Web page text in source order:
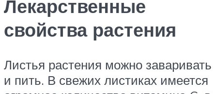
Лекарственные
свойства растения
Листья растения можно заваривать
и пить. В свежих листиках имеется